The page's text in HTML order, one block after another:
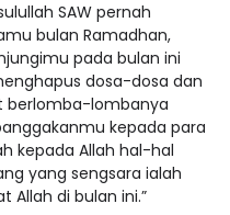
SAW pernah
bulan Ramadhan,
pada bulan ini
dosa-dosa dan
berlomba-lombanya
kepada para
kepada Allah hal-hal
yang sengsara ialah
Allah di bulan ini.”